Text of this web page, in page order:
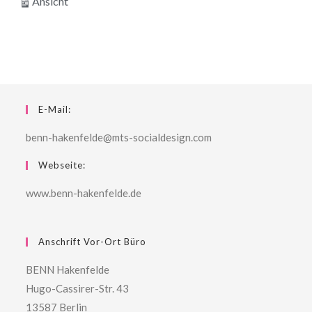
E-Mail:
benn-hakenfelde@mts-socialdesign.com
Webseite:
www.benn-hakenfelde.de
Anschrift Vor-Ort Büro
BENN Hakenfelde
Hugo-Cassirer-Str. 43
13587 Berlin